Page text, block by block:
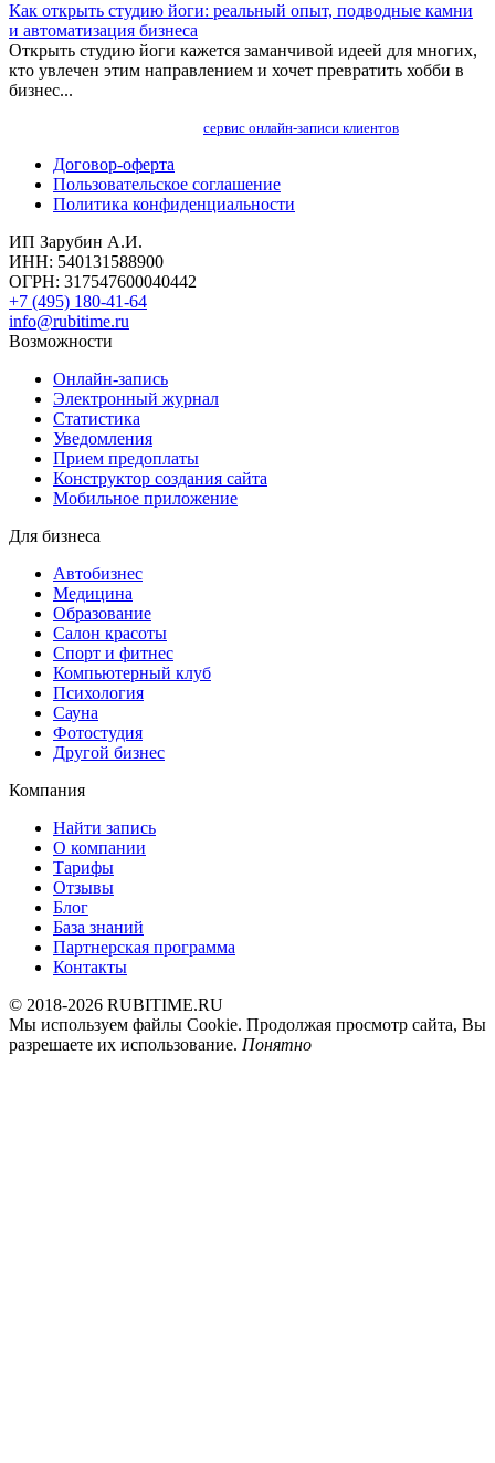
Как открыть студию йоги: реальный опыт, подводные камни
и автоматизация бизнеса
Открыть студию йоги кажется заманчивой идеей для многих,
кто увлечен этим направлением и хочет превратить хобби в
бизнес...
сервис онлайн-записи клиентов
Договор-оферта
Пользовательское соглашение
Политика конфиденциальности
ИП Зарубин А.И.
ИНН: 540131588900
ОГРН: 317547600040442
+7 (495) 180-41-64
info@rubitime.ru
Возможности
Онлайн-запись
Электронный журнал
Статистика
Уведомления
Прием предоплаты
Конструктор создания сайта
Мобильное приложение
Для бизнеса
Автобизнес
Медицина
Образование
Салон красоты
Спорт и фитнес
Компьютерный клуб
Психология
Сауна
Фотостудия
Другой бизнес
Компания
Найти запись
О компании
Тарифы
Отзывы
Блог
База знаний
Партнерская программа
Контакты
© 2018-2026 RUBITIME.RU
Мы используем файлы Cookie. Продолжая просмотр сайта, Вы
разрешаете их использование. Понятно